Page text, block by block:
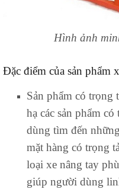
Hình ảnh
Đặc điểm của sản phẩm
Sản phẩm có trọng
hạ các sản phẩm
dùng tìm đến
mặt hàng có trọng
loại xe nâng tay
giúp người dùng